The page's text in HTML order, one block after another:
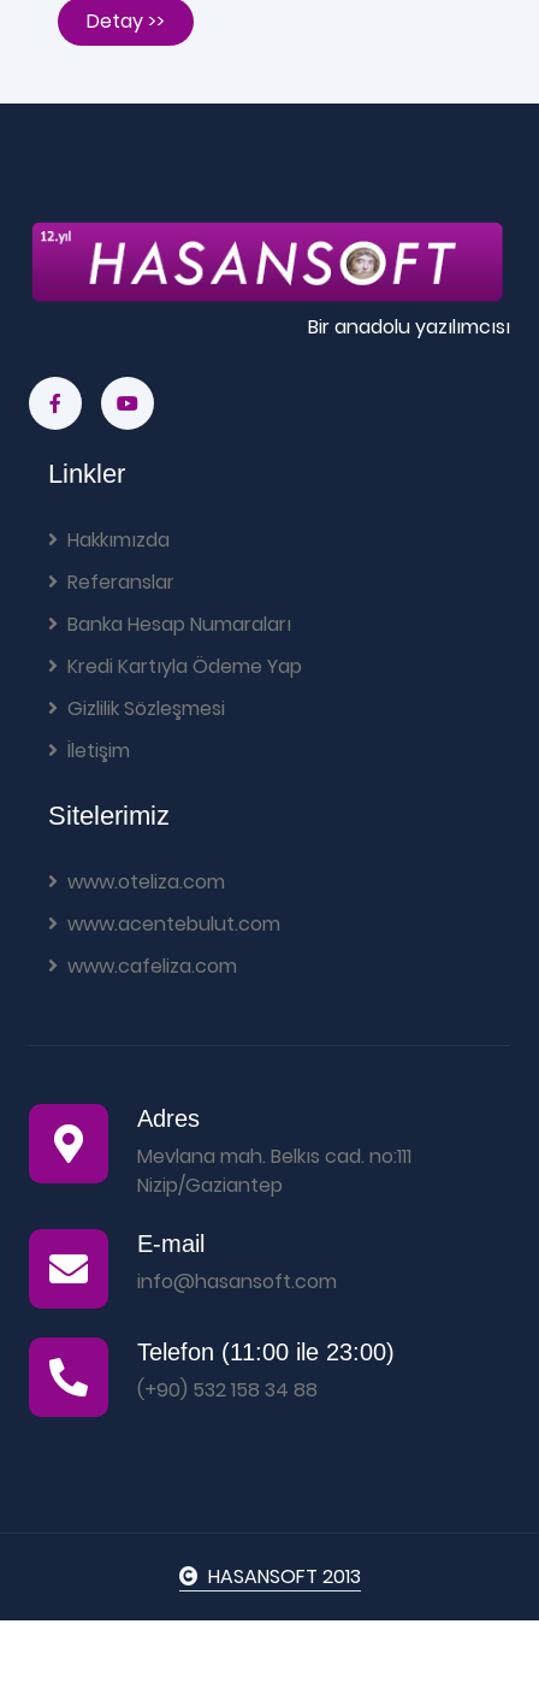
Detay >>
Bir anadolu yazılımcısı
Linkler
Hakkımızda
Referanslar
Banka Hesap Numaraları
Kredi Kartıyla Ödeme Yap
Gizlilik Sözleşmesi
İletişim
Sitelerimiz
www.oteliza.com
www.acentebulut.com
www.cafeliza.com
Adres
Mevlana mah. Belkıs cad. no:111
Nizip/Gaziantep
E-mail
info@hasansoft.com
Telefon (11:00 ile 23:00)
(+90) 532 158 34 88
HASANSOFT 2013